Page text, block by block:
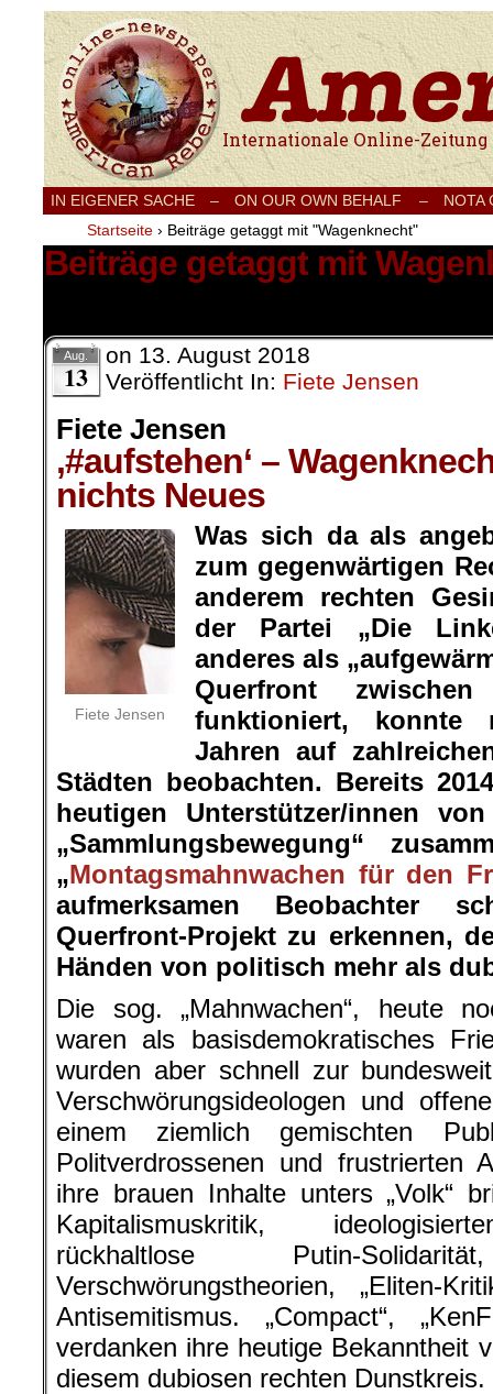
Internationale Onlinezeitung für Frieden,
IN EIGENER SACHE – ON OUR OWN BEHALF –
NOTA
Startseite › Beiträge getaggt mit "Wagenknecht"
Beiträge getaggt mit
Aug.
13
on 13. August 2018
Veröffentlicht In: Fiete Jensen
Fiete Jensen
‚#aufstehen‘ –
nichts Neues
Fiete Jensen
Was sich da als
zum gegenwärtigen
anderem rechten
der Partei „Die
anderes als
Querfront
funktioniert,
Jahren auf
Städten beobachten. Bereits
heutigen Unterstützer/innen
„Sammlungsbewegung“
„Montagsmahnwachen für den
aufmerksamen Beobachter
Querfront-Projekt zu erkennen,
Händen von politisch mehr als
Die sog. „Mahnwachen“, heute
waren als basisdemokratisches
wurden aber schnell zur
Verschwörungsideologen und
einem ziemlich gemischten
Politverdrossenen und frustrierten
ihre brauen Inhalte unters „Volk“
Kapitalismuskritik,
rückhaltlose Putin-
Verschwörungstheorien, „Eliten-
Antisemitismus. „Compact“,
verdanken ihre heutige Bekanntheit
diesem dubiosen rechten Dunstkreis.